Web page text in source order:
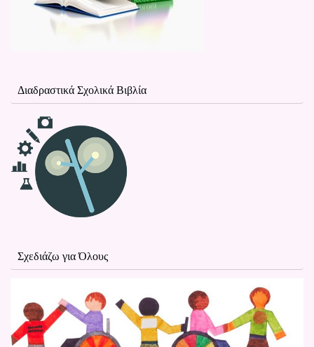
Διαδραστικά Σχολικά Βιβλία
Σχεδιάζω για Όλους